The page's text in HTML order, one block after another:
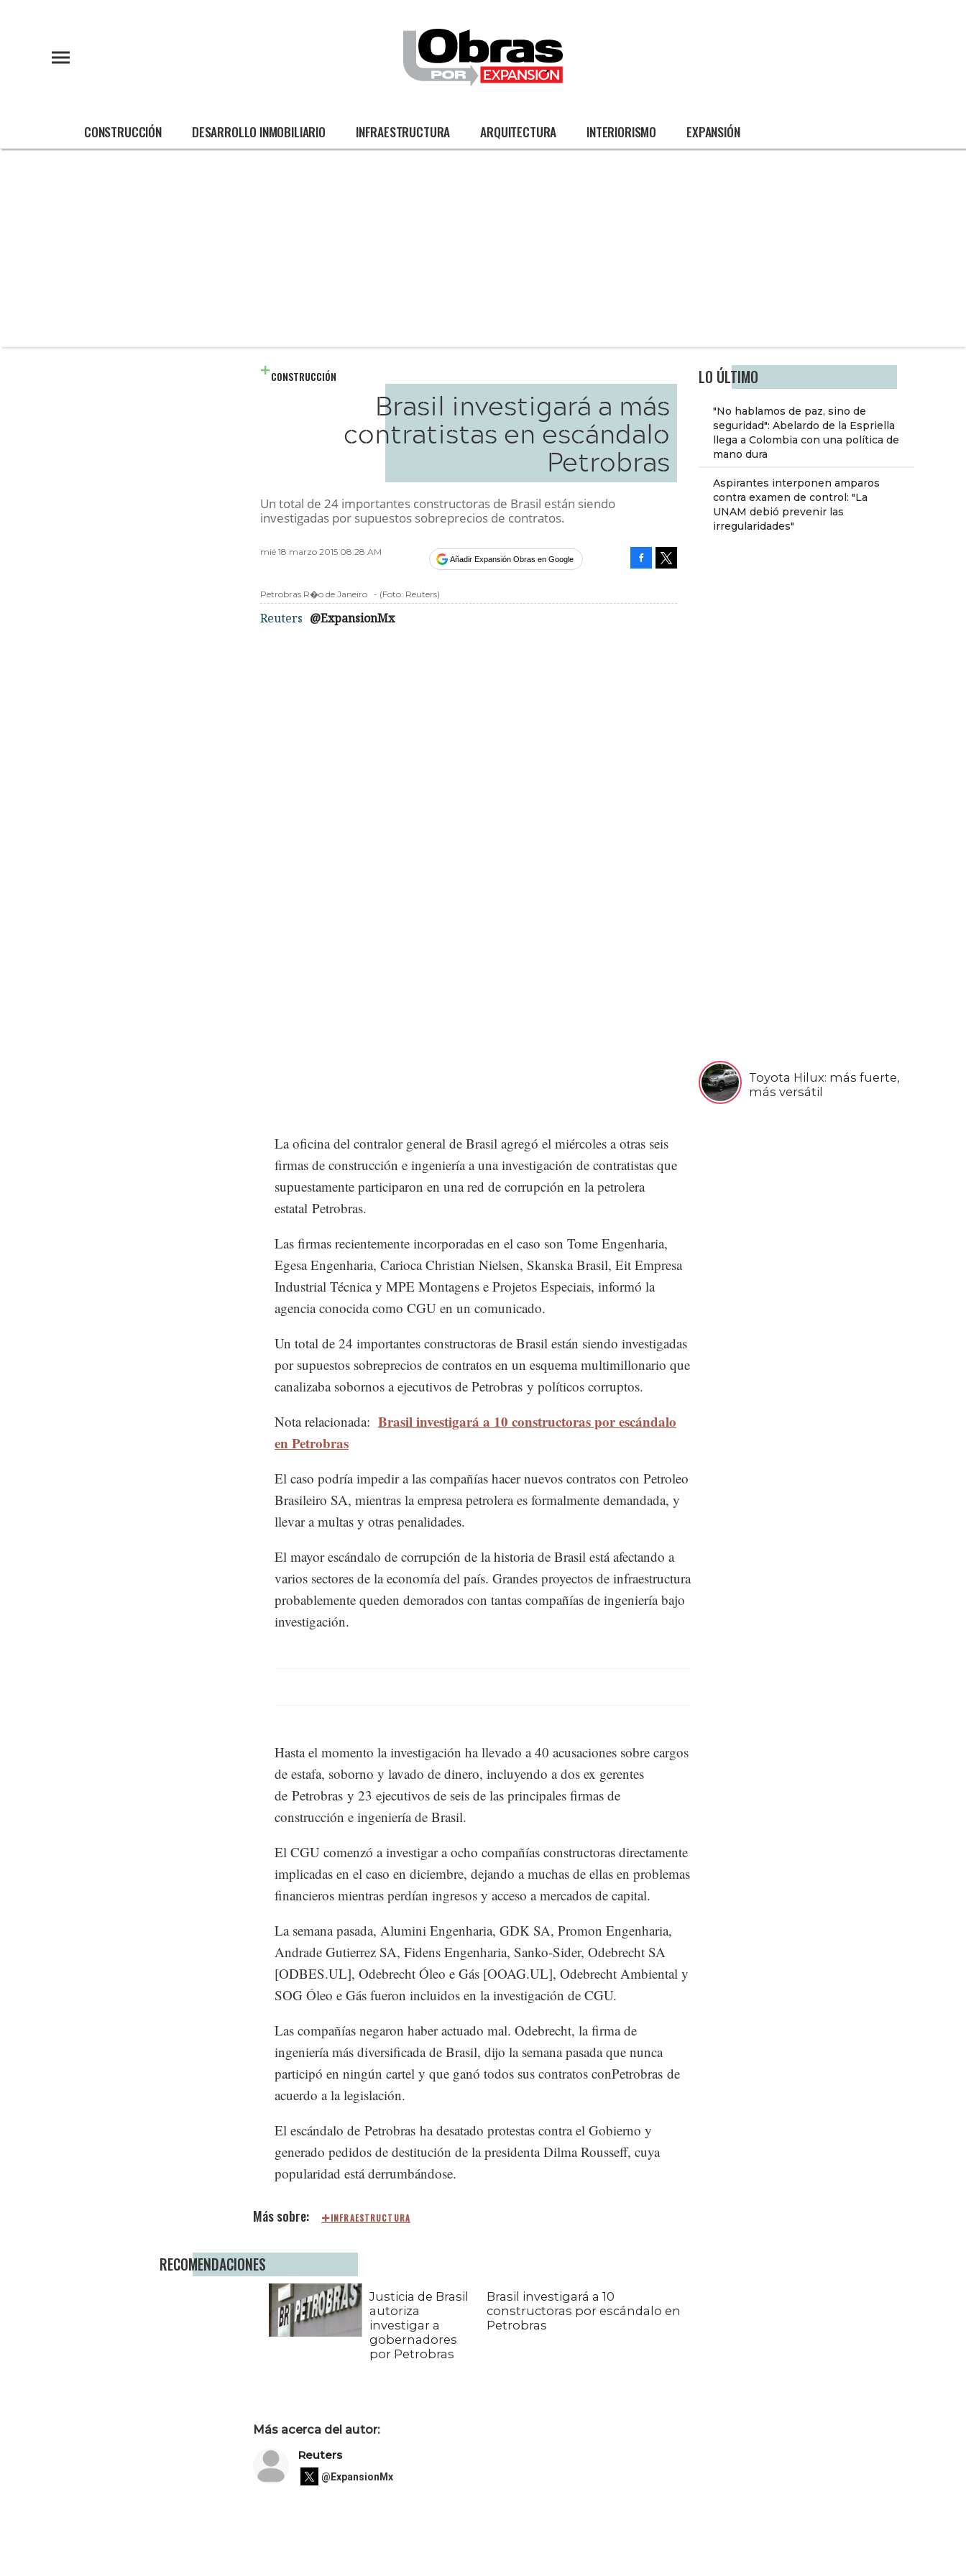
CONSTRUCCIÓN DESARROLLO INMOBILIARIO INFRAESTRUCTURA ARQUITECTURA INTERIORISMO EXPANSIÓN
LO ÚLTIMO
"No hablamos de paz, sino de
seguridad": Abelardo de la Espriella
llega a Colombia con una política de
mano dura
Aspirantes interponen amparos
contra examen de control: "La
UNAM debió prevenir las
irregularidades"
Toyota Hilux: más fuerte,
más versátil
CONSTRUCCIÓN
Brasil investigará a más
contratistas en escándalo
Petrobras
Un total de 24 importantes constructoras de Brasil están siendo
investigadas por supuestos sobreprecios de contratos.
mié 18 marzo 2015 08:28 AM
Añadir Expansión Obras en Google
Petrobras R�o de Janeiro - (Foto: Reuters)
Reuters @ExpansionMx
La oficina del contralor general de Brasil agregó el miércoles a otras seis
firmas de construcción e ingeniería a una investigación de contratistas que
supuestamente participaron en una red de corrupción en la petrolera
estatal Petrobras.
Las firmas recientemente incorporadas en el caso son Tome Engenharia,
Egesa Engenharia, Carioca Christian Nielsen, Skanska Brasil, Eit Empresa
Industrial Técnica y MPE Montagens e Projetos Especiais, informó la
agencia conocida como CGU en un comunicado.
Un total de 24 importantes constructoras de Brasil están siendo investigadas
por supuestos sobreprecios de contratos en un esquema multimillonario que
canalizaba sobornos a ejecutivos de Petrobras y políticos corruptos.
Nota relacionada: Brasil investigará a 10 constructoras por escándalo
en Petrobras
El caso podría impedir a las compañías hacer nuevos contratos con Petroleo
Brasileiro SA, mientras la empresa petrolera es formalmente demandada, y
llevar a multas y otras penalidades.
El mayor escándalo de corrupción de la historia de Brasil está afectando a
varios sectores de la economía del país. Grandes proyectos de infraestructura
probablemente queden demorados con tantas compañías de ingeniería bajo
investigación.
Hasta el momento la investigación ha llevado a 40 acusaciones sobre cargos
de estafa, soborno y lavado de dinero, incluyendo a dos ex gerentes
de Petrobras y 23 ejecutivos de seis de las principales firmas de
construcción e ingeniería de Brasil.
El CGU comenzó a investigar a ocho compañías constructoras directamente
implicadas en el caso en diciembre, dejando a muchas de ellas en problemas
financieros mientras perdían ingresos y acceso a mercados de capital.
La semana pasada, Alumini Engenharia, GDK SA, Promon Engenharia,
Andrade Gutierrez SA, Fidens Engenharia, Sanko-Sider, Odebrecht SA
[ODBES.UL], Odebrecht Óleo e Gás [OOAG.UL], Odebrecht Ambiental y
SOG Óleo e Gás fueron incluidos en la investigación de CGU.
Las compañías negaron haber actuado mal. Odebrecht, la firma de
ingeniería más diversificada de Brasil, dijo la semana pasada que nunca
participó en ningún cartel y que ganó todos sus contratos conPetrobras de
acuerdo a la legislación.
El escándalo de Petrobras ha desatado protestas contra el Gobierno y
generado pedidos de destitución de la presidenta Dilma Rousseff, cuya
popularidad está derrumbándose.
INFRAESTRUCTURA
RECOMENDACIONES
Justicia de Brasil
autoriza
investigar a
gobernadores
por Petrobras
Brasil investigará a 10
constructoras por escándalo en
Petrobras
Más acerca del autor:
Reuters
@ExpansionMx